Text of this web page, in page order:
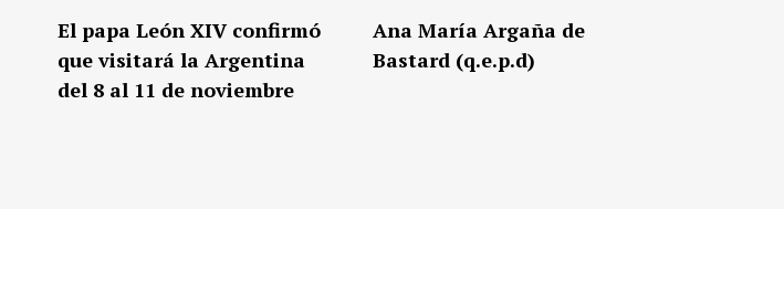
El papa León XIV confirmó
que visitará la Argentina
del 8 al 11 de noviembre
Ana María Argaña de
Bastard (q.e.p.d)